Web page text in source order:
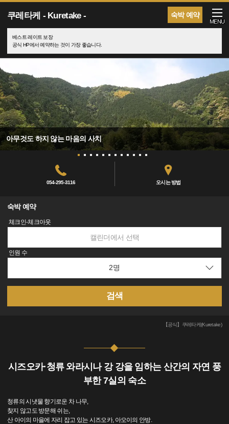
숙박 예약
쿠레타케 - Kuretake -
MENU
베스트 레이트 보장
공식 HP에서 예약하는 것이 가장 좋습니다.
아무것도 하지 않는 마음의 사치
054-295-3116 오시는 방법
숙박 예약
체크인-체크아웃
캘린더에서 선택
인원 수
검색
【공식】쿠레타케(Kuretake)
시즈오카·청류 와라시나 강 강을 임하는 산간의 자연 풍
부한 7실의 숙소
청류의 시냇물 향기로운 차 나무,
찾지 않고도 방문해 쉬는,
산 아이의 마을에 자리 잡고 있는 시즈오카, 아오이의 안방.